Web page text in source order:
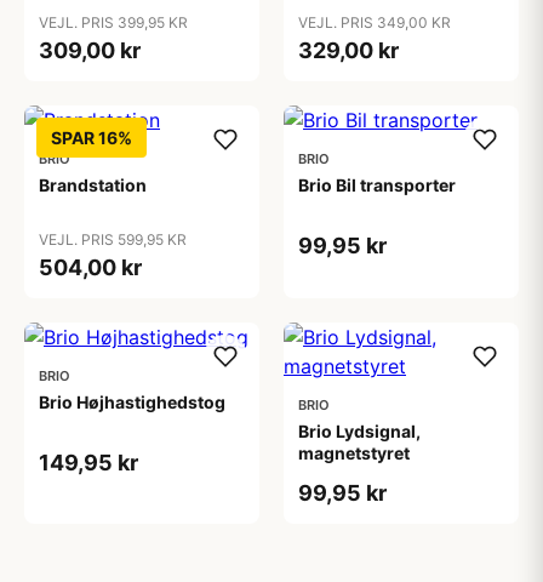
VEJL. PRIS 399,95 KR
309,00 kr
VEJL. PRIS 349,00 KR
329,00 kr
SPAR 16%
BRIO
Brandstation
VEJL. PRIS 599,95 KR
504,00 kr
BRIO
Brio Bil transporter
99,95 kr
BRIO
Brio Højhastighedstog
149,95 kr
BRIO
Brio Lydsignal,
magnetstyret
99,95 kr